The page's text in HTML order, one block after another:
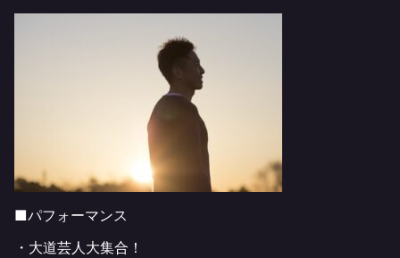
■パフォーマンス
・大道芸人大集合！